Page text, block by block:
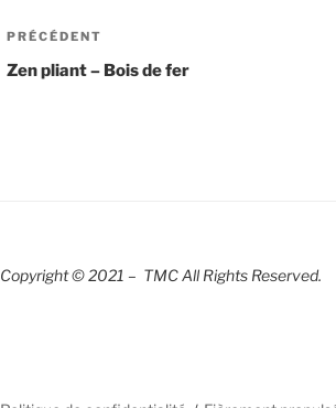
Navigation
de
Article
précédent
PRÉCÉDENT
Zen pliant – Bois de fer
Copyright © 2021 – TMC All Rights Reserved.